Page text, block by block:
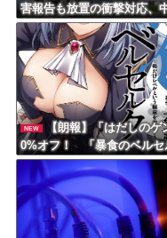
害報告も放置の衝撃対応、
正広と国分太一の事例も
「加害者を守る」のか、指
れる“隠蔽体質”
NEW
【朗報】「はだしのゲ
0%オフ！ 「暴食のベルセ
ク」14巻無料ｗｗｗｗｗｗ